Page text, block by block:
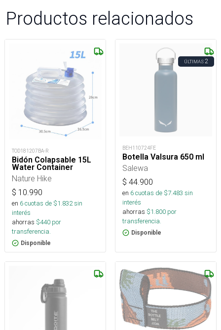
Productos relacionados
TOD181207BA-R
Bidón Colapsable 15L
Water Container
Nature Hike
$ 10.990
en 6cuotas de $1.832sin
interés
ahorras $440 por
transferencia.
Disponible
ÚLTIMAS2
BEH110724FE
Botella Valsura 650 ml
Salewa
$ 44.900
en 6cuotas de $7.483 sin
interés
ahorras $1.800 por
transferencia.
Disponible